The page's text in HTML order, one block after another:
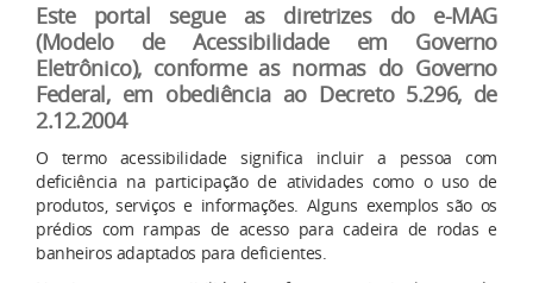
Este portal segue as diretrizes do e-MAG
(Modelo de Acessibilidade em Governo
Eletrônico), conforme as normas do Governo
Federal, em obediência ao Decreto 5.296, de
2.12.2004
O termo acessibilidade significa incluir a pessoa com
deficiência na participação de atividades como o uso de
produtos, serviços e informações. Alguns exemplos são os
prédios com rampas de acesso para cadeira de rodas e
banheiros adaptados para deficientes.